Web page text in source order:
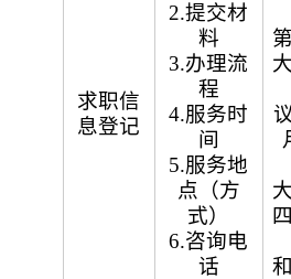
求职信
息登记
2.提交材
料
3.办理流
程
4.服务时
间
5.服务地
点（方
式）
6.咨询电
话